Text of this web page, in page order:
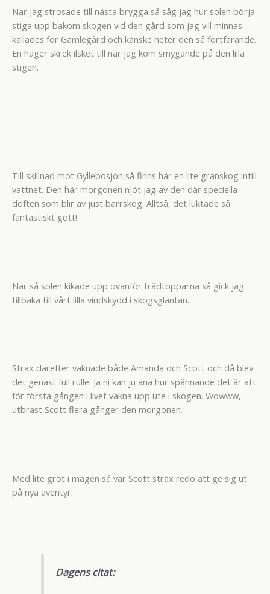
När jag strosade till nästa brygga så såg jag hur solen börja
stiga upp bakom skogen vid den gård som jag vill minnas
kallades för Gamlegård och kanske heter den så fortfarande.
En häger skrek ilsket till när jag kom smygande på den lilla
stigen.
Till skillnad mot Gyllebosjön så finns här en lite granskog intill
vattnet. Den här morgonen njöt jag av den där speciella
doften som blir av just barrskog. Alltså, det luktade så
fantastiskt gott!
När så solen kikade upp ovanför trädtopparna så gick jag
tillbaka till vårt lilla vindskydd i skogsgläntan.
Strax därefter vaknade både Amanda och Scott och då blev
det genast full rulle. Ja ni kan ju ana hur spännande det är att
för första gången i livet vakna upp ute i skogen. Wowww,
utbrast Scott flera gånger den morgonen.
Med lite gröt i magen så var Scott strax redo att ge sig ut
på nya äventyr.
Dagens citat: